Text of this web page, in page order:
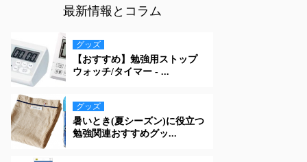
最新情報とコラム
グッズ
【おすすめ】勉強用ストップ
ウォッチ/タイマー - ...
グッズ
暑いとき(夏シーズン)に役立つ
勉強関連おすすめグッ...